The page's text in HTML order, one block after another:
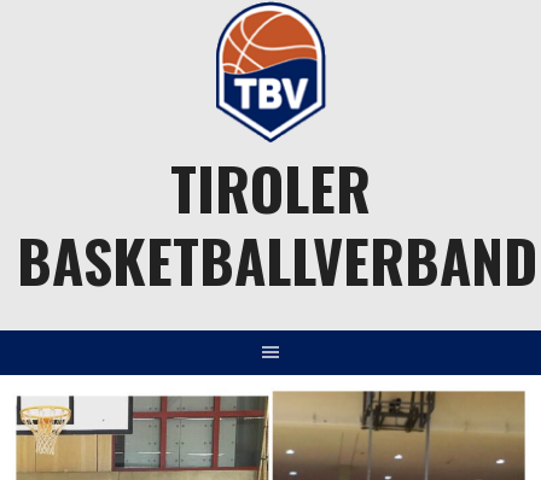
TIROLER
BASKETBALLVERBAND